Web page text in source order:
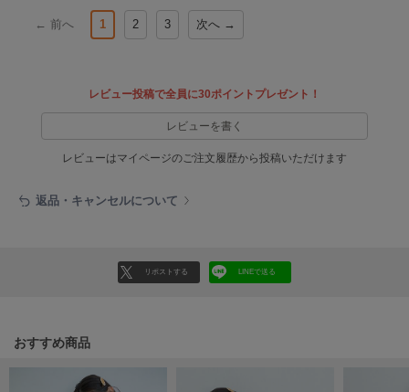
Onitsuka Tiger
フィリーチョコレート
ポローラ
← 前へ 1 2 3 次へ →
レビュー投稿で全員に30ポイントプレゼント！
レビューを書く
レビューはマイページのご注文履歴から投稿いただけます
返品・キャンセルについて
リポストする LINEで送る
おすすめ商品